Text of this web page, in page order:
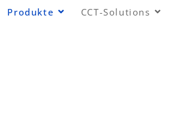
Produkte CCT-Solutions